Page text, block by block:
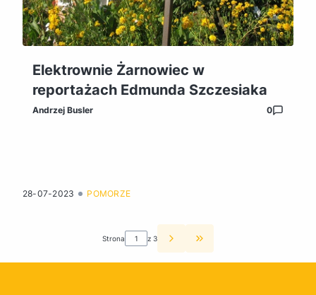
Elektrownie Żarnowiec w
reportażach Edmunda Szczesiaka
Andrzej Busler 0
28-07-2023 POMORZE
Strona z 3 Przejdź do ostatniej